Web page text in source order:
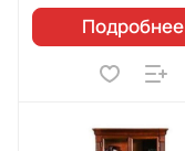
Подробнее